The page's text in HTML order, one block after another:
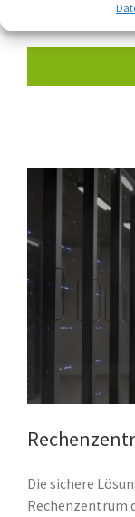
Rechenzentren
Die sichere
Rechenzentrum